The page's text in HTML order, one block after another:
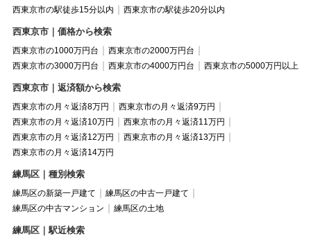
西東京市の駅徒歩15分以内
西東京市の駅徒歩20分以内
西東京市｜価格から検索
西東京市の1000万円台
西東京市の2000万円台
西東京市の3000万円台
西東京市の4000万円台 西東京市の5000万円以上
西東京市｜返済額から検索
西東京市の月々返済8万円
西東京市の月々返済9万円
西東京市の月々返済10万円
西東京市の月々返済11万円
西東京市の月々返済12万円
西東京市の月々返済13万円
西東京市の月々返済14万円
練馬区｜種別検索
練馬区の新築一戸建て
練馬区の中古一戸建て
練馬区の中古マンション
練馬区の土地
練馬区｜駅近検索